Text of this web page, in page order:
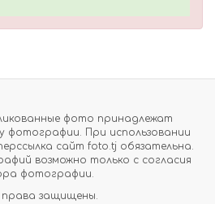
фото принадлежат
фотографии. При использовании
сайт foto.tj обязательна.
возможно только с согласия
фотографии.
защищены.